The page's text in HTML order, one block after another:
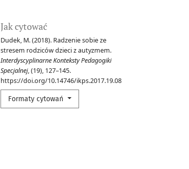
Jak cytować
Dudek, M. (2018). Radzenie sobie ze
stresem rodziców dzieci z autyzmem.
Interdyscyplinarne Konteksty Pedagogiki
Specjalnej, (19), 127–145.
https://doi.org/10.14746/ikps.2017.19.08
Formaty cytowań